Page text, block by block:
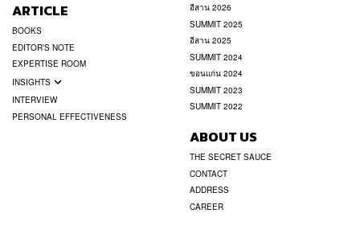
ARTICLE
BOOKS
EDITOR’S NOTE
EXPERTISE ROOM
INSIGHTS
INTERVIEW
PERSONAL EFFECTIVENESS
อีสาน 2026
SUMMIT 2025
อีสาน 2025
SUMMIT 2024
ขอนแก่น 2024
SUMMIT 2023
SUMMIT 2022
ABOUT US
THE SECRET SAUCE
CONTACT
ADDRESS
CAREER